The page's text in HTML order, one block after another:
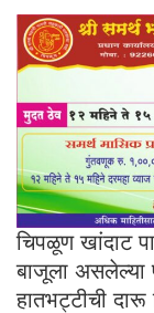
​चिपळूण खांदाट
बाजूला असलेल्या
हातभट्टीची